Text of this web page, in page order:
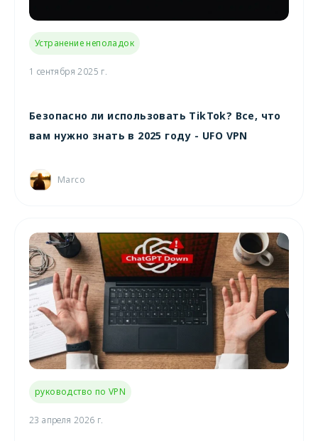
Устранение неполадок
1 сентября 2025 г.
Безопасно ли использовать TikTok? Все, что
вам нужно знать в 2025 году - UFO VPN
Marco
руководство по VPN
23 апреля 2026 г.